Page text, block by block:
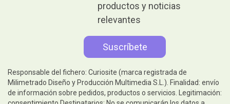
productos y noticias
relevantes
Responsable del fichero: Curiosite (marca registrada de
Milimetrado Diseño y Producción Multimedia S.L.). Finalidad: envío
de información sobre pedidos, productos o servicios. Legitimación: